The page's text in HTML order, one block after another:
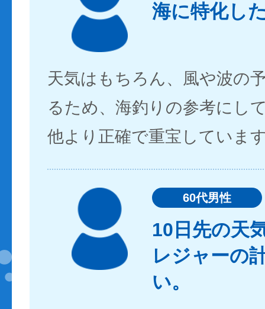
海に特化し
天気はもちろん、風や波の
るため、海釣りの参考にし
他より正確で重宝していま
60代男性
10日先の天
レジャーの
い。